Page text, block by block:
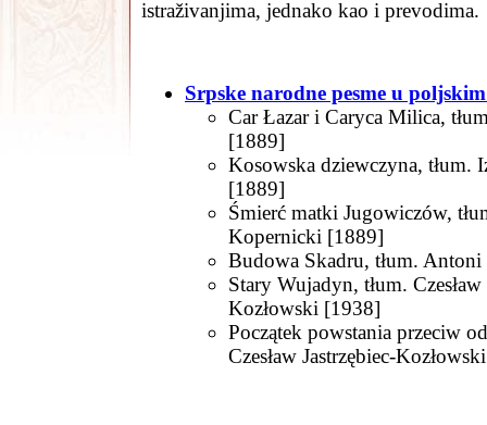
istraživanjima, jednako kao i prevodima.
Srpske narodne pesme u
Car Łazar i Caryca Milica,
[1889]
Kosowska dziewczyna, tłum.
[1889]
Śmierć matki Jugowiczów,
Kopernicki [1889]
Budowa Skadru, tłum.
Stary Wujadyn, tłum. Czesław
Kozłowski [1938]
Początek powstania przeciw
Czesław Jastrzębiec-